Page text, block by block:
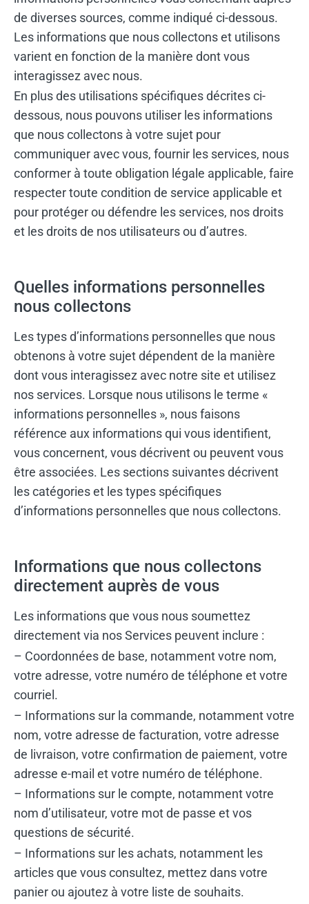
de diverses sources, comme indiqué ci-dessous.
Les informations que nous collectons et utilisons
varient en fonction de la manière dont vous
interagissez avec nous.
En plus des utilisations spécifiques décrites ci-
dessous, nous pouvons utiliser les informations
que nous collectons à votre sujet pour
communiquer avec vous, fournir les services, nous
conformer à toute obligation légale applicable, faire
respecter toute condition de service applicable et
pour protéger ou défendre les services, nos droits
et les droits de nos utilisateurs ou d’autres.
Quelles informations personnelles
nous collectons
Les types d’informations personnelles que nous
obtenons à votre sujet dépendent de la manière
dont vous interagissez avec notre site et utilisez
nos services. Lorsque nous utilisons le terme «
informations personnelles », nous faisons
référence aux informations qui vous identifient,
vous concernent, vous décrivent ou peuvent vous
être associées. Les sections suivantes décrivent
les catégories et les types spécifiques
d’informations personnelles que nous collectons.
Informations que nous collectons
directement auprès de vous
Les informations que vous nous soumettez
directement via nos Services peuvent inclure :
– Coordonnées de base, notamment votre nom,
votre adresse, votre numéro de téléphone et votre
courriel.
– Informations sur la commande, notamment votre
nom, votre adresse de facturation, votre adresse
de livraison, votre confirmation de paiement, votre
adresse e-mail et votre numéro de téléphone.
– Informations sur le compte, notamment votre
nom d’utilisateur, votre mot de passe et vos
questions de sécurité.
– Informations sur les achats, notamment les
articles que vous consultez, mettez dans votre
panier ou ajoutez à votre liste de souhaits.